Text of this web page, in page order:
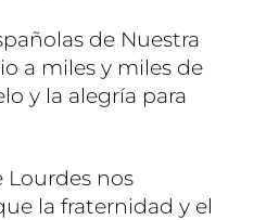
de Nuestra
a miles y miles de
y la alegría para
Lourdes nos
la fraternidad y el